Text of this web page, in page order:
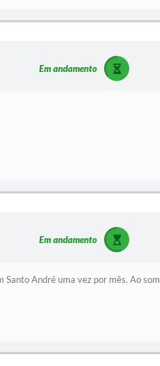
Em andamento
Em andamento
Santo André uma vez por mês. Ao som